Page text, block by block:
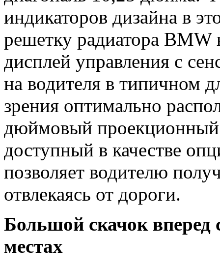
индикаторов дизайна в
решетку радиатора
дисплей управления с
на водителя в типичном
зрения оптимально
дюймовый
доступный в качестве
позволяет водителю
отвлекаясь от дороги.
Большой скачок вперед
местах